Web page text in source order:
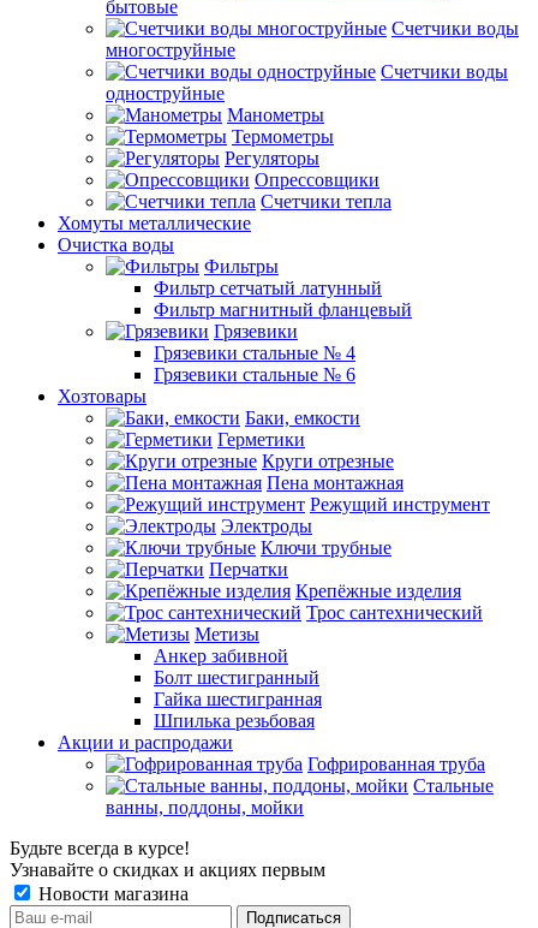
бытовые
Счетчики воды
многоструйные
Счетчики воды
одноструйные
Манометры
Термометры
Регуляторы
Опрессовщики
Счетчики тепла
Хомуты металлические
Очистка воды
Фильтры
Фильтр сетчатый латунный
Фильтр магнитный фланцевый
Грязевики
Грязевики стальные № 4
Грязевики стальные № 6
Хозтовары
Баки, емкости
Герметики
Круги отрезные
Пена монтажная
Режущий инструмент
Электроды
Ключи трубные
Перчатки
Крепёжные изделия
Трос сантехнический
Метизы
Анкер забивной
Болт шестигранный
Гайка шестигранная
Шпилька резьбовая
Акции и распродажи
Гофрированная труба
Стальные
ванны, поддоны, мойки
Будьте всегда в курсе!
Узнавайте о скидках и акциях первым
Новости магазина